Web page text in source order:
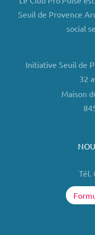
Seuil de Provence
social
Initiative Seuil de
32
Maison
Tél.